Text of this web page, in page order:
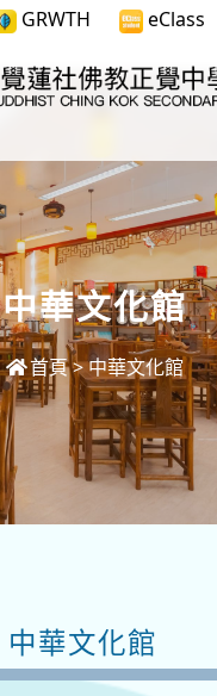
GRWTH eClass
中華文化館
首頁>中華文化館
中華文化館